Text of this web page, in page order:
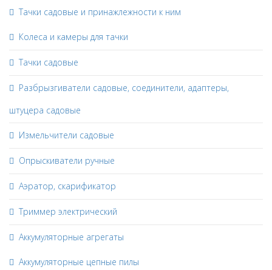
Тачки садовые и принажлежности к ним
Колеса и камеры для тачки
Тачки садовые
Разбрызгиватели садовые, соединители, адаптеры,
штуцера садовые
Измельчители садовые
Опрыскиватели ручные
Аэратор, скарификатор
Триммер электрический
Аккумуляторные агрегаты
Аккумуляторные цепные пилы